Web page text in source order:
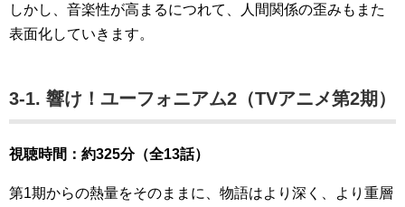
しかし、音楽性が高まるにつれて、人間関係の歪みもまた
表面化していきます。
3-1. 響け！ユーフォニアム2（TVアニメ第2期）
視聴時間：約325分（全13話）
第1期からの熱量をそのままに、物語はより深く、より重層